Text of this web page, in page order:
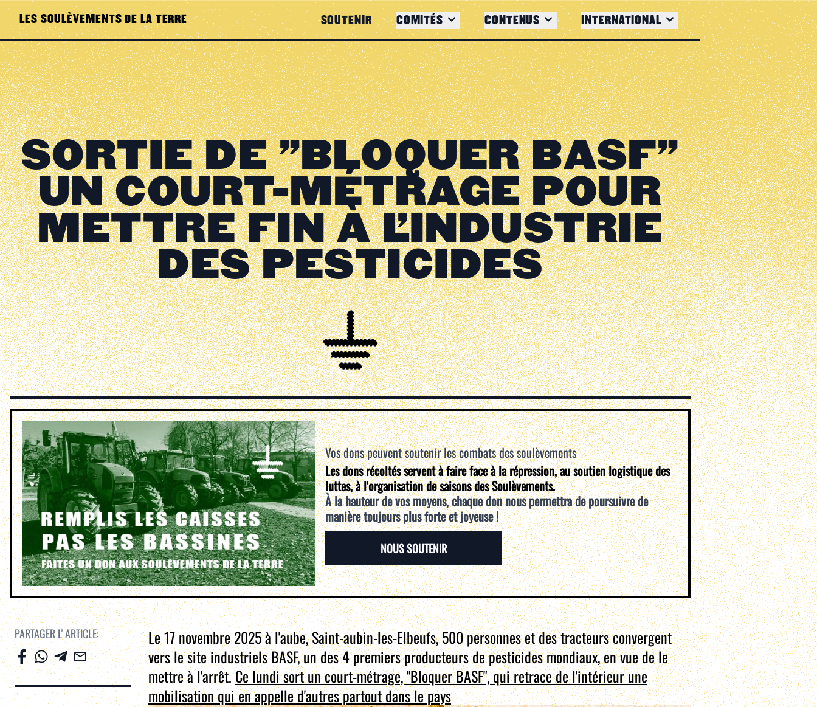
LES SOULÈVEMENTS DE LA TERRE SOUTENIR COMITÉS CONTENUS INTERNATIONAL
SORTIE DE "BLOQUER BASF"
UN COURT-MÉTRAGE POUR
METTRE FIN À L'INDUSTRIE
DES PESTICIDES
Vos dons peuvent soutenir les combats des soulèvements
Les dons récoltés servent à faire face à la répression, au soutien logistique des
luttes, à l'organisation de saisons des Soulèvements.
À la hauteur de vos moyens, chaque don nous permettra de poursuivre de
manière toujours plus forte et joyeuse !
NOUS SOUTENIR
PARTAGER L' ARTICLE:
Le 17 novembre 2025 à l'aube, Saint-aubin-les-Elbeufs, 500 personnes et des tracteurs convergent
vers le site industriels BASF, un des 4 premiers producteurs de pesticides mondiaux, en vue de le
mettre à l'arrêt.Ce lundi sort un court-métrage, "Bloquer BASF", qui retrace de l'intérieur une
mobilisation qui en appelle d'autres partout dans le pays